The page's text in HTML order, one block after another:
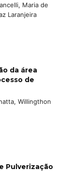
Maria de
Laranjeira
da área
de
Willingthon
Pulverização